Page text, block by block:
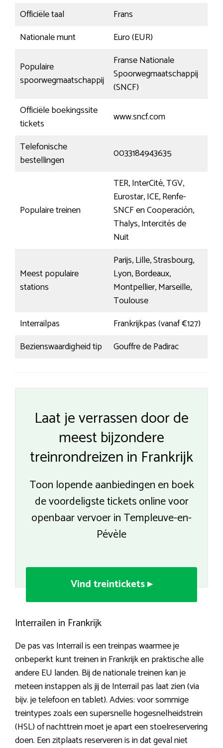
Officiële taal
Frans
Nationale munt
Euro (EUR)
Populaire
spoorwegmaatschappij
Franse Nationale
Spoorwegmaatschappij
(SNCF)
Officiële boekingssite
tickets
www.sncf.com
Telefonische
bestellingen
0033184943635
Populaire treinen
TER, InterCité, TGV,
Eurostar, ICE, Renfe-
SNCF en Cooperación,
Thalys, Intercités de
Nuit
Meest populaire
stations
Parijs, Lille, Strasbourg,
Lyon, Bordeaux,
Montpellier, Marseille,
Toulouse
Interrailpas
Frankrijkpas (vanaf €127)
Bezienswaardigheid tip
Gouffre de Padirac
Laat je verrassen door de
meest bijzondere
treinrondreizen in Frankrijk
Toon lopende aanbiedingen en boek
de voordeligste tickets online voor
openbaar vervoer in Templeuve-en-
Pévèle
Vind treintickets ▸
Interrailen in Frankrijk
De pas vas Interrail is een treinpas waarmee je
onbeperkt kunt treinen in Frankrijk en praktische alle
andere EU landen. Bij de nationale treinen kan je
meteen instappen als jij de Interrail pas laat zien (via
bijv. je telefoon en tablet). Advies: voor sommige
treintypes zoals een supersnelle hogesnelheidstrein
(HSL) of nachttrein moet je apart een stoelreservering
doen. Een zitplaats reserveren is in dat geval niet